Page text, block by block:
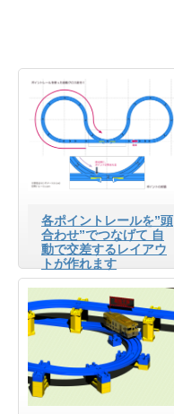
各ポイントレールを”頭
合わせ”でつなげて 自
動で交差するレイアウ
トが作れます